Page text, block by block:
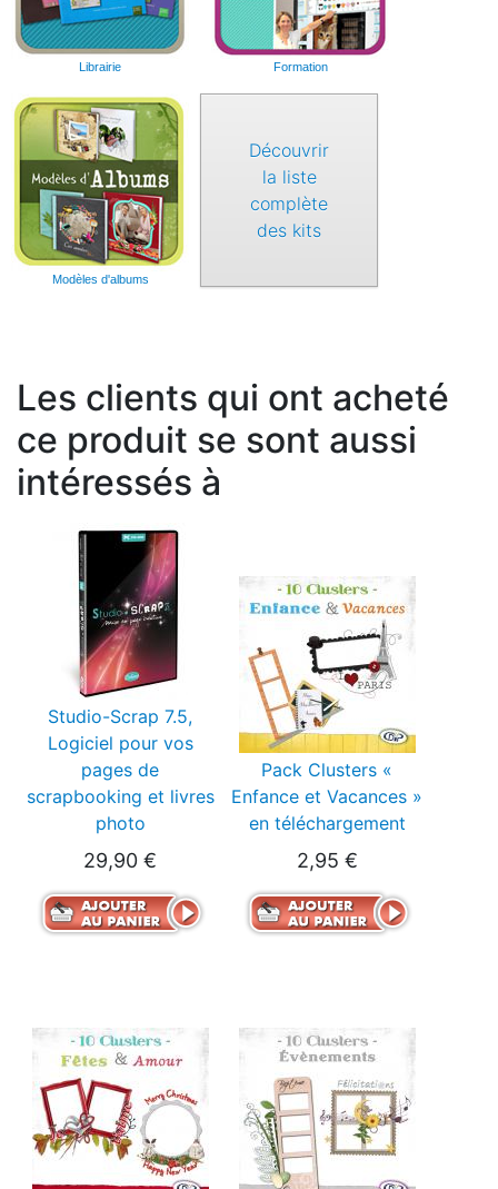
Librairie Formation
Modèles d'albums
Découvrir
la liste
complète
des kits
Les clients qui ont acheté
ce produit se sont aussi
intéressés à
Studio-Scrap 7.5,
Logiciel pour vos
pages de
scrapbooking et livres
photo
29,90 €
Pack Clusters «
Enfance et Vacances »
en téléchargement
2,95 €